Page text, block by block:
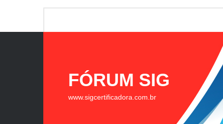
FÓRUM SIG
www.sigcertificadora.com.br